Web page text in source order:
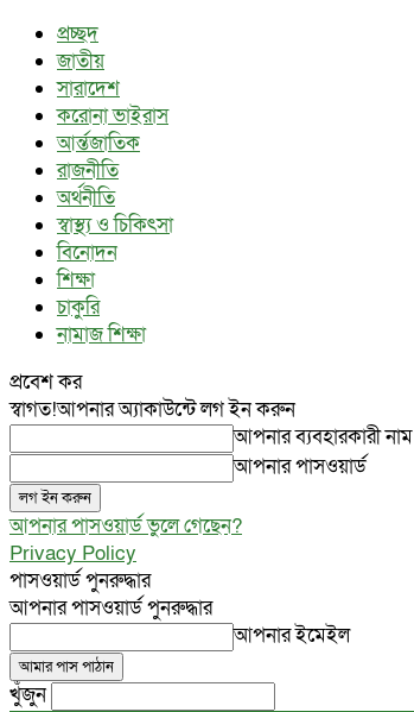
প্রচ্ছদ
জাতীয়
সারাদেশ
করোনা ভাইরাস
আর্ন্তজাতিক
রাজনীতি
অর্থনীতি
স্বাস্থ্য ও চিকিৎসা
বিনোদন
শিক্ষা
চাকুরি
নামাজ শিক্ষা
প্রবেশ কর
স্বাগত!আপনার অ্যাকাউন্টে লগ ইন করুন
আপনার ব্যবহারকারী নাম
আপনার পাসওয়ার্ড
আপনার পাসওয়ার্ড ভুলে গেছেন?
Privacy Policy
পাসওয়ার্ড পুনরুদ্ধার
আপনার পাসওয়ার্ড পুনরুদ্ধার
আপনার ইমেইল
খুঁজুন